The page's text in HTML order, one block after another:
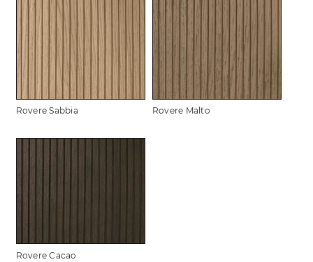
Rovere Sabbia Rovere Malto
Rovere Cacao